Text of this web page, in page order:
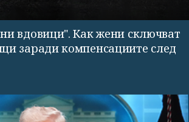
вдовици". Как жени сключват
заради компенсациите след